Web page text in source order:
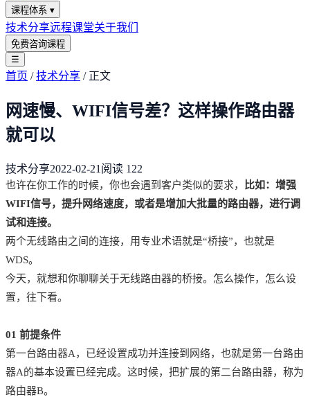
课程体系 ▾
技术分享远程课堂关于我们
免费咨询课程
☰
首页 /技术分享 / 正文
网速慢、WIFI信号差？这样操作路由器
就可以
技术分享2022-02-21 阅读 122
也许在你工作的时候，你也会遇到客户类似的要求，
比如：增强
WIFI信号，提升网络速度，或者是增加大批量的路由器，进行调
试和连接。
两个无线路由之间的连接，用专业术语就是“桥接”，也就是
WDS。
今天，就想和你聊聊关于无线路由器的桥接。怎么操作，怎么设
置，往下看。
01 前提条件
第一台路由器A，已经设置成功并连接到网络，也就是第一台路由
器A的基本设置已经完成。这时候，把扩展的第二台路由器，称为
路由器B。